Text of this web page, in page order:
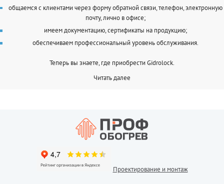
общаемся с клиентами через форму обратной связи, телефон, электронную
почту, лично в офисе;
имеем документацию, сертификаты на продукцию;
обеспечиваем профессиональный уровень обслуживания.
Теперь вы знаете, где приобрести Gidrolock.
Читать далее
Проектирование и монтаж